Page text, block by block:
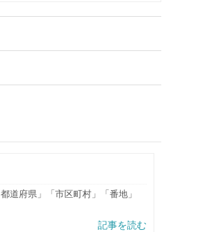
道府県」「市区町村」「番地」
記事を読む